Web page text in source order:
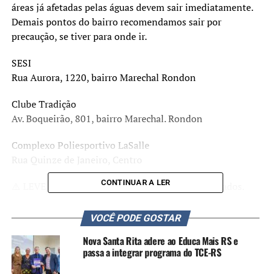
áreas já afetadas pelas águas devem sair imediatamente.
Demais pontos do bairro recomendamos sair por
precaução, se tiver para onde ir.
SESI
Rua Aurora, 1220, bairro Marechal Rondon
Clube Tradição
Av. Boqueirão, 801, bairro Marechal. Rondon
Complexo Poliesportivo LaSalle
⚠️ LEVE SEU PET! Não deixe os animais acorrentados.
TÓPICOS RELACIONADOS: BAIRRO NITERÓI
CANOAS
ENCHENTE RIO GRANDE DO SUL
A SEGUIR UP
Canoenses que saírem das suas casas devem procurar
CONTINUAR A LER
VOCÊ PODE GOSTAR
Nova Santa Rita adere ao Educa Mais RS e
passa a integrar programa do TCE-RS